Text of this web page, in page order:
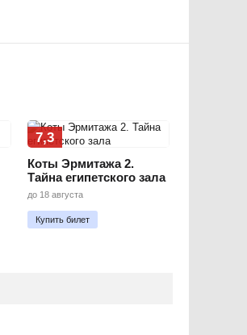
7,3
Коты Эрмитажа 2.
Тайна египетского зала
до 18 августа
Купить билет